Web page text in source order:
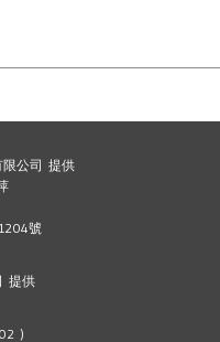
限公司 提供
號
提供
)